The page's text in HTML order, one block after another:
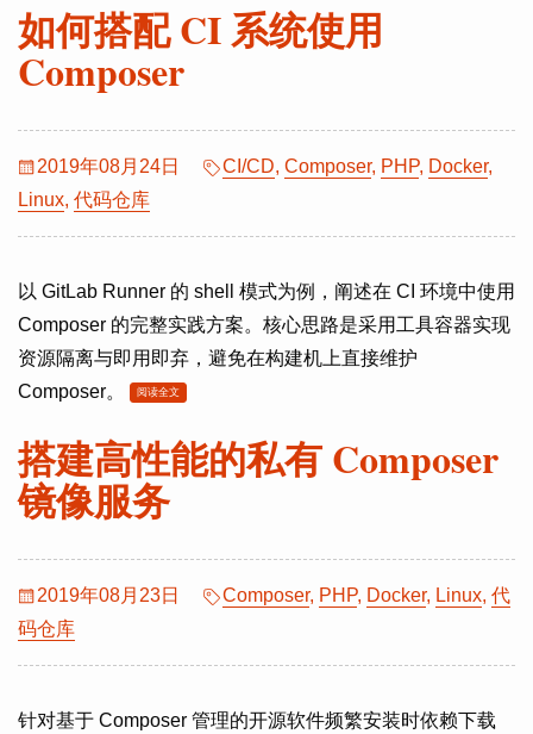
如何搭配 CI 系统使用
Composer
2019年08月24日 CI/CD, Composer, PHP, Docker,
Linux, 代码仓库
以 GitLab Runner 的 shell 模式为例，阐述在 CI 环境中使用
Composer 的完整实践方案。核心思路是采用工具容器实现
资源隔离与即用即弃，避免在构建机上直接维护
Composer。
阅读全文
搭建高性能的私有 Composer
镜像服务
2019年08月23日 Composer, PHP, Docker, Linux, 代
码仓库
针对基于 Composer 管理的开源软件频繁安装时依赖下载